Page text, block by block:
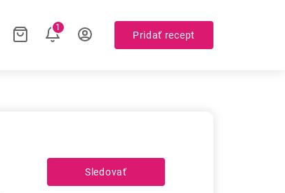
1
Pridať recept
Sledovať